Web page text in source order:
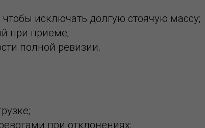
исключать долгую стоячую массу;
при приёме;
полной ревизии.
при отклонениях;